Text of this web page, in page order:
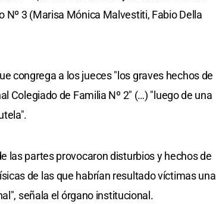
Nº 3 (Marisa Mónica Malvestiti, Fabio Della
congrega a los jueces "los graves hechos de
Colegiado de Familia Nº 2" (…) "luego de una
las partes provocaron disturbios y hechos de
de las que habrían resultado víctimas una
señala el órgano institucional.